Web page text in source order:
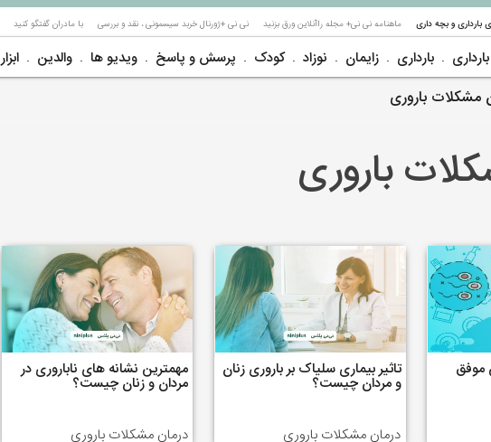
و بچه داری ماهنامه نی نی+ مجله راآنلاین ورق بزنید نی نی +ژورنال خربد سیسمونی ، نقد و بررسی با مادران گفتگو کنید
بارداری زایمان نوزاد کودک پرسش و پاسخ ویدیو ها والدین ابزار
مشکلات باروری
باروری
موفق تاثیر بیماری سلیاک بر باروری زنان
و مردان چیست؟
درمان مشکلات باروری
مهمترین نشانه های ناباروری در
مردان و زنان چیست؟
درمان مشکلات باروری